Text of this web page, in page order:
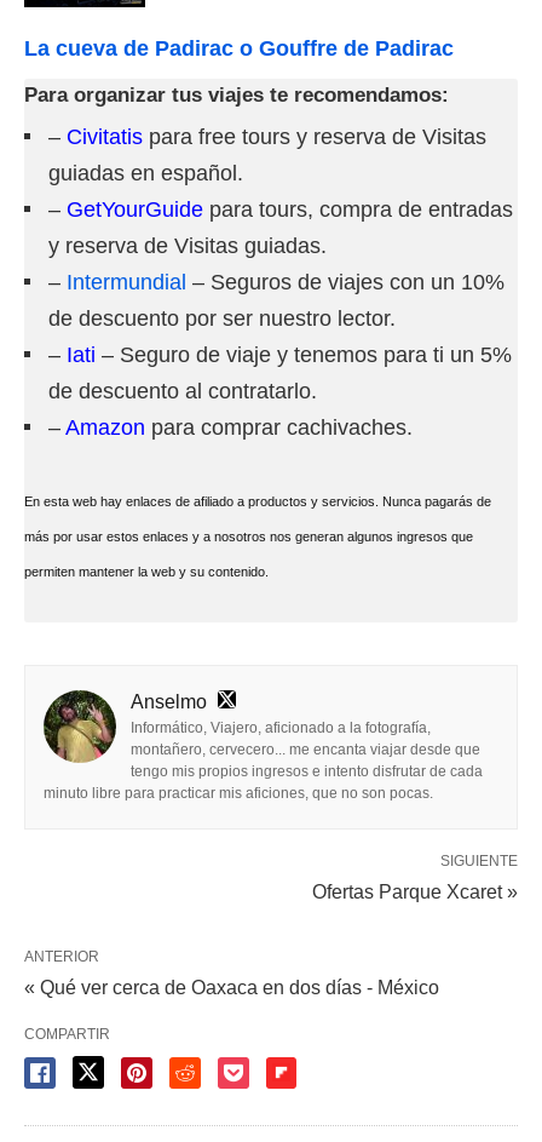
La cueva de Padirac o Gouffre de Padirac
Para organizar tus viajes te recomendamos:
– Civitatis para free tours y reserva de Visitas
guiadas en español.
– GetYourGuide para tours, compra de entradas
y reserva de Visitas guiadas.
– Intermundial – Seguros de viajes con un 10%
de descuento por ser nuestro lector.
– Iati – Seguro de viaje y tenemos para ti un 5%
de descuento al contratarlo.
– Amazon para comprar cachivaches.
En esta web hay enlaces de afiliado a productos y servicios. Nunca pagarás de
más por usar estos enlaces y a nosotros nos generan algunos ingresos que
permiten mantener la web y su contenido.
Anselmo
Informático, Viajero, aficionado a la fotografía,
montañero, cervecero... me encanta viajar desde que
tengo mis propios ingresos e intento disfrutar de cada
minuto libre para practicar mis aficiones, que no son pocas.
SIGUIENTE
Ofertas Parque Xcaret »
ANTERIOR
« Qué ver cerca de Oaxaca en dos días - México
COMPARTIR